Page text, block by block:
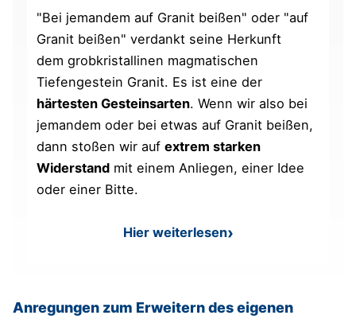
"Bei jemandem auf Granit beißen" oder "auf
Granit beißen" verdankt seine Herkunft
dem grobkristallinen magmatischen
Tiefengestein Granit. Es ist eine der
härtesten Gesteinsarten. Wenn wir also bei
jemandem oder bei etwas auf Granit beißen,
dann stoßen wir aufextrem starken
Widerstand mit einem Anliegen, einer Idee
oder einer Bitte.
Hier weiterlesen: Auf Granit beißen –
Anregungen zum Erweitern des eigenen